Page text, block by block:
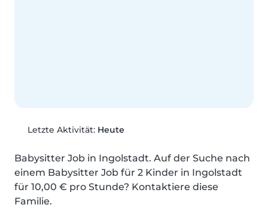
Letzte Aktivität: Heute
Babysitter Job in Ingolstadt. Auf der Suche nach
einem Babysitter Job für 2 Kinder in Ingolstadt
für 10,00 € pro Stunde? Kontaktiere diese
Familie.